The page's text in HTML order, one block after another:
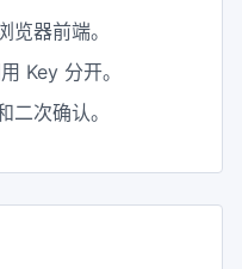
览器前端。
Key 分开。
二次确认。